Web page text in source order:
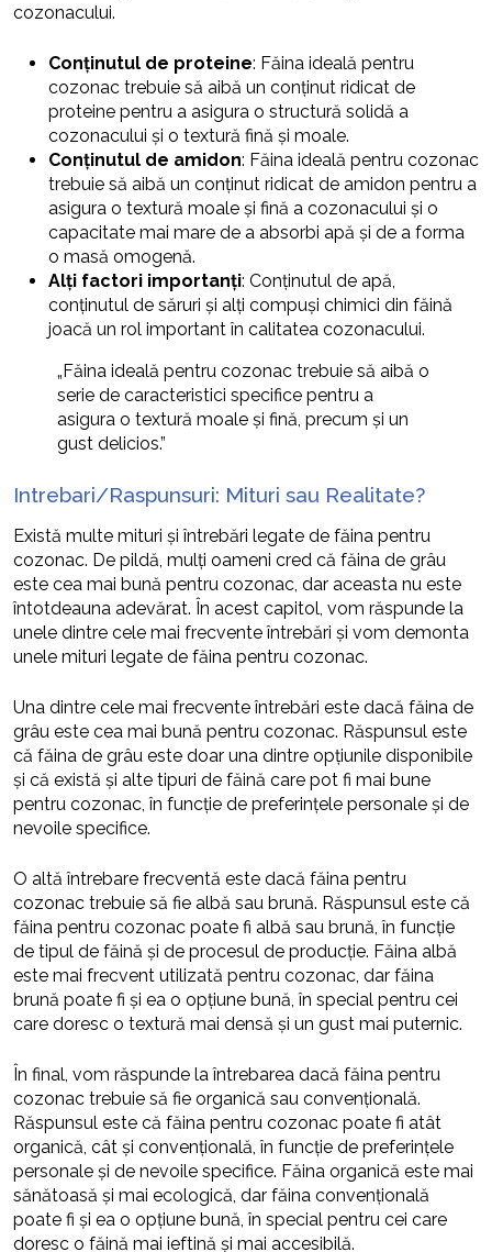
cozonacului.
Conținutul de proteine: Făina ideală pentru
cozonac trebuie să aibă un conținut ridicat de
proteine pentru a asigura o structură solidă a
cozonacului și o textură fină și moale.
Conținutul de amidon: Făina ideală pentru cozonac
trebuie să aibă un conținut ridicat de amidon pentru a
asigura o textură moale și fină a cozonacului și o
capacitate mai mare de a absorbi apă și de a forma
o masă omogenă.
Alți factori importanți: Conținutul de apă,
conținutul de săruri și alți compuși chimici din făină
joacă un rol important în calitatea cozonacului.
„Făina ideală pentru cozonac trebuie să aibă o
serie de caracteristici specifice pentru a
asigura o textură moale și fină, precum și un
gust delicios.”
Intrebari/Raspunsuri: Mituri sau Realitate?
Există multe mituri și întrebări legate de făina pentru
cozonac. De pildă, mulți oameni cred că făina de grâu
este cea mai bună pentru cozonac, dar aceasta nu este
întotdeauna adevărat. În acest capitol, vom răspunde la
unele dintre cele mai frecvente întrebări și vom demonta
unele mituri legate de făina pentru cozonac.
Una dintre cele mai frecvente întrebări este dacă făina de
grâu este cea mai bună pentru cozonac. Răspunsul este
că făina de grâu este doar una dintre opțiunile disponibile
și că există și alte tipuri de făină care pot fi mai bune
pentru cozonac, în funcție de preferințele personale și de
nevoile specifice.
O altă întrebare frecventă este dacă făina pentru
cozonac trebuie să fie albă sau brună. Răspunsul este că
făina pentru cozonac poate fi albă sau brună, în funcție
de tipul de făină și de procesul de producție. Făina albă
este mai frecvent utilizată pentru cozonac, dar făina
brună poate fi și ea o opțiune bună, în special pentru cei
care doresc o textură mai densă și un gust mai puternic.
În final, vom răspunde la întrebarea dacă făina pentru
cozonac trebuie să fie organică sau convențională.
Răspunsul este că făina pentru cozonac poate fi atât
organică, cât și convențională, în funcție de preferințele
personale și de nevoile specifice. Făina organică este mai
sănătoasă și mai ecologică, dar făina convențională
poate fi și ea o opțiune bună, în special pentru cei care
doresc o făină mai ieftină și mai accesibilă.